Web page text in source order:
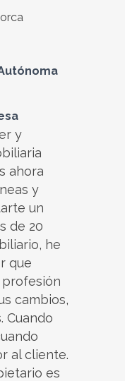
y
ahora
y
un
de 20
he
que
cambios,
Cuando
al cliente.
es